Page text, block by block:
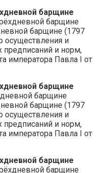
барщине
барщине
барщине (1797
осуществления и
и норм,
императора Павла I от
барщине
барщине
барщине (1797
осуществления и
и норм,
императора Павла I от
барщине
барщине